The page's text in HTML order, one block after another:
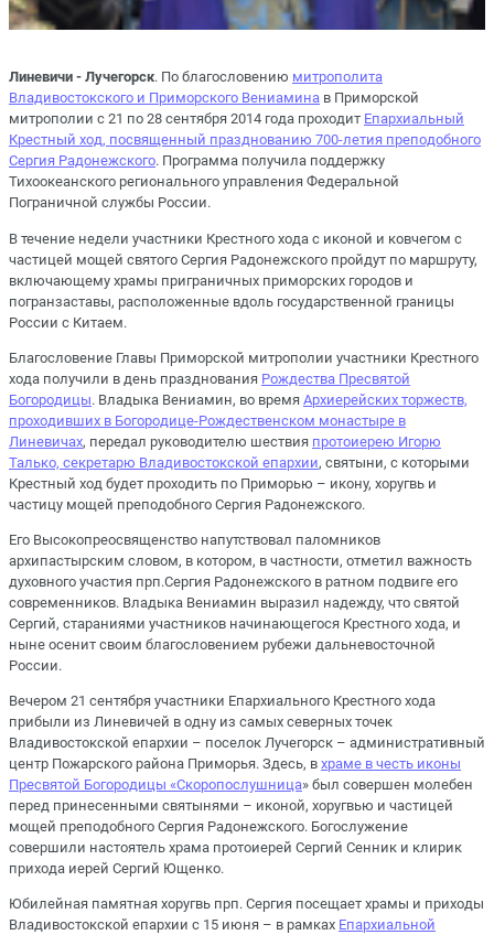
Линевичи - Лучегорск. По благословению митрополита
Владивостокского и Приморского Вениамина в Приморской
митрополии с 21 по 28 сентября 2014 года проходит Епархиальный
Крестный ход, посвященный празднованию 700-летия преподобного
Сергия Радонежского. Программа получила поддержку
Тихоокеанского регионального управления Федеральной
Пограничной службы России.
В течение недели участники Крестного хода с иконой и ковчегом с
частицей мощей святого Сергия Радонежского пройдут по маршруту,
включающему храмы приграничных приморских городов и
погранзаставы, расположенные вдоль государственной границы
России с Китаем.
Благословение Главы Приморской митрополии участники Крестного
хода получили в день празднования Рождества Пресвятой
Богородицы. Владыка Вениамин, во время Архиерейских торжеств,
проходивших в Богородице-Рождественском монастыре в
Линевичах, передал руководителю шествия протоиерею Игорю
Талько, секретарю Владивостокской епархии, святыни, с которыми
Крестный ход будет проходить по Приморью – икону, хоругвь и
частицу мощей преподобного Сергия Радонежского.
Его Высокопреосвященство напутствовал паломников
архипастырским словом, в котором, в частности, отметил важность
духовного участия прп.Сергия Радонежского в ратном подвиге его
современников. Владыка Вениамин выразил надежду, что святой
Сергий, стараниями участников начинающегося Крестного хода, и
ныне осенит своим благословением рубежи дальневосточной
России.
Вечером 21 сентября участники Епархиального Крестного хода
прибыли из Линевичей в одну из самых северных точек
Владивостокской епархии – поселок Лучегорск – административный
центр Пожарского района Приморья. Здесь, в храме в честь иконы
Пресвятой Богородицы «Скоропослушница» был совершен молебен
перед принесенными святынями – иконой, хоругвью и частицей
мощей преподобного Сергия Радонежского. Богослужение
совершили настоятель храма протоиерей Сергий Сенник и клирик
прихода иерей Сергий Ющенко.
Юбилейная памятная хоругвь прп. Сергия посещает храмы и приходы
Владивостокской епархии с 15 июня – в рамках Епархиальной